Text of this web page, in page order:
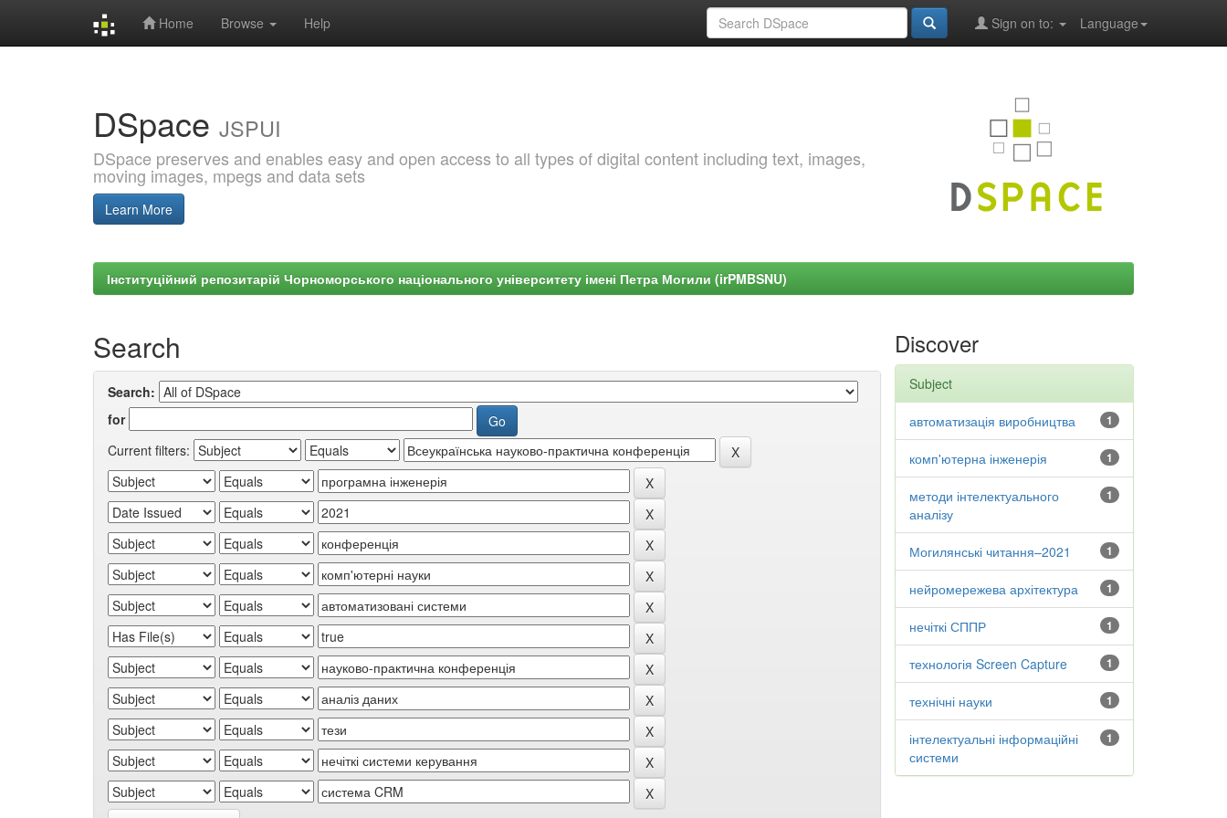
Home Browse Help Language
Sign on to:
DSpace JSPUI
DSpace preserves and enables easy and open access to all types of digital content including text, images,
moving images, mpegs and data sets
Learn More
Інституційний репозитарій Чорноморського національного університету імені Петра Могили (irPMBSNU)
Search
Search:
for
Current filters:
Discover
Subject
1
автоматизація виробництва
1
комп'ютерна інженерія
1
методи інтелектуального
аналізу
1
Могилянські читання–2021
1
нейромережева архітектура
1
нечіткі СППР
1
технологія Screen Capture
1
технічні науки
1
інтелектуальні інформаційні
системи